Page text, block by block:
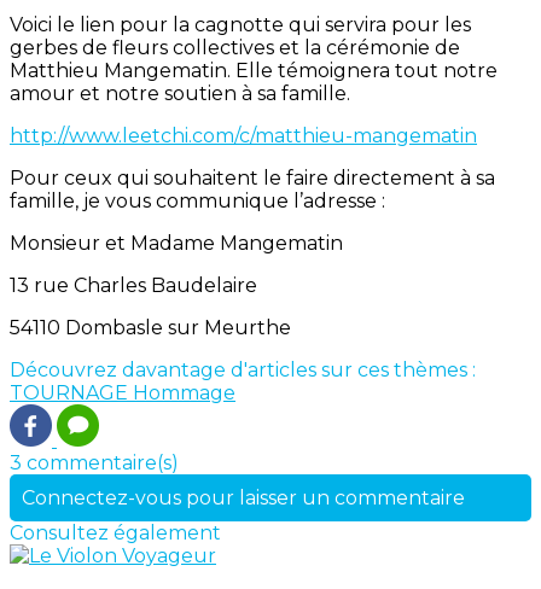
Voici le lien pour la cagnotte qui servira pour les
gerbes de fleurs collectives et la cérémonie de
Matthieu Mangematin. Elle témoignera tout notre
amour et notre soutien à sa famille.
http://www.leetchi.com/c/matthieu-mangematin
Pour ceux qui souhaitent le faire directement à sa
famille, je vous communique l’adresse :
Monsieur et Madame Mangematin
13 rue Charles Baudelaire
54110 Dombasle sur Meurthe
Découvrez davantage d'articles sur ces thèmes :
TOURNAGE Hommage
3 commentaire(s)
Connectez-vous pour laisser un commentaire
Consultez également